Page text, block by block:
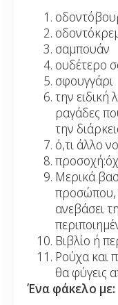
σαμπουάν
ουδέτερο
σφουγγάρι
την ειδική
ραγάδες
την
ό,τι άλλο
Μερικά
προσώπου,
ανεβάσει
Βιβλίο ή
Ρούχα και
θα φύγεις
Ένα φάκελο με: